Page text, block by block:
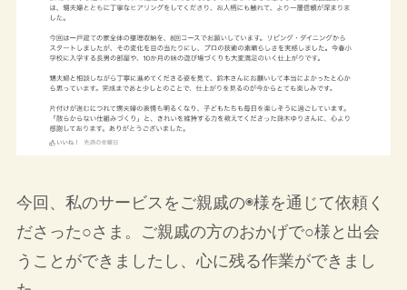
今回、私のサービスをご親戚の◉様を通じて依頼く
ださった○さま。ご親戚の方のおかげで○様と出会
うことができましたし、心に残る作業ができまし